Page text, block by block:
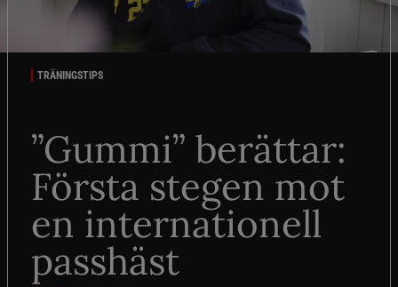
TRÄNINGSTIPS
”Gummi” berättar:
Första stegen mot
en internationell
passhäst